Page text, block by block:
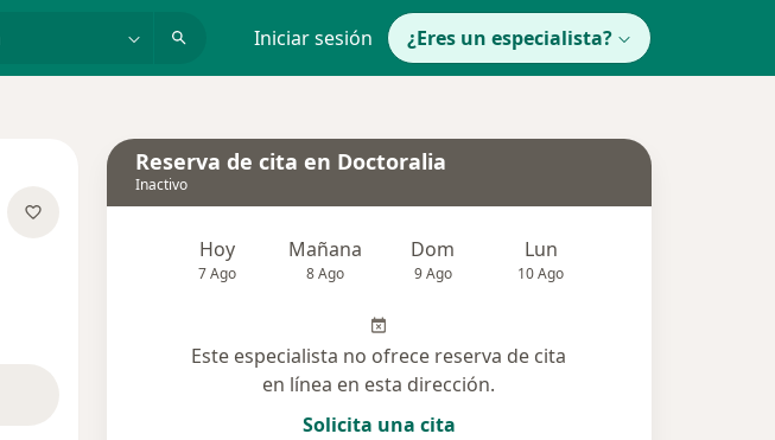
Iniciar sesión ¿Eres un especialista?
Reserva de cita en Doctoralia
Inactivo
Hoy
7 Ago
Mañana
8 Ago
Dom
9 Ago
Lun
10 Ago
Este especialista no ofrece reserva de cita
en línea en esta dirección.
Solicita una cita